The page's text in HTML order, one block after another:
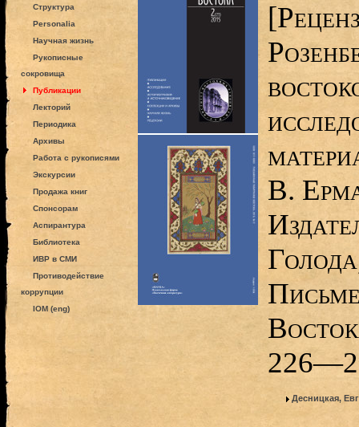
Структура
Personalia
Научная жизнь
Рукописные
сокровища
Публикации
Лекторий
Периодика
Архивы
Работа с рукописями
Экскурсии
Продажа книг
Спонсорам
Аспирантура
Библиотека
ИВР в СМИ
Противодействие
коррупции
IOM (eng)
В.
Десницкая,